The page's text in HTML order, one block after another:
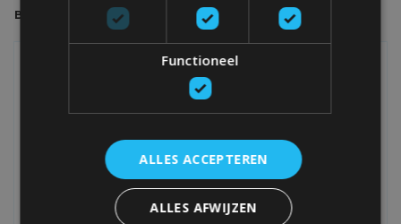
BEKIJK ALLE POSTS
Functioneel
ALLES ACCEPTEREN
ALLES AFWIJZEN